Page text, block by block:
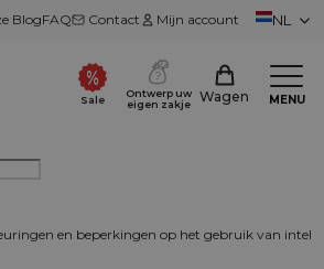
BlogFAQ Contact Mijn account NL
Sale
Ontwerp uw
eigen zakje
Wagen MENU
en beperkingen op het gebruik van